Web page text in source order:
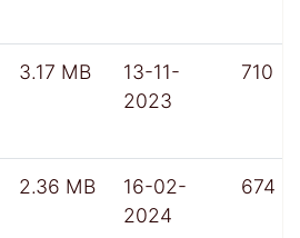
3.17 MB
13-11-
2023
710
2.36 MB
16-02-
2024
674